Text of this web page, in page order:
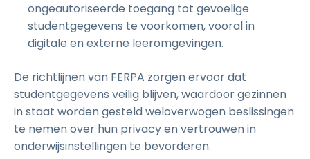
ongeautoriseerde toegang tot gevoelige
studentgegevens te voorkomen, vooral in
digitale en externe leeromgevingen.
De richtlijnen van FERPA zorgen ervoor dat
studentgegevens veilig blijven, waardoor gezinnen
in staat worden gesteld weloverwogen beslissingen
te nemen over hun privacy en vertrouwen in
onderwijsinstellingen te bevorderen.